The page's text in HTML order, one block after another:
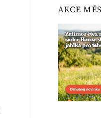
AKCE